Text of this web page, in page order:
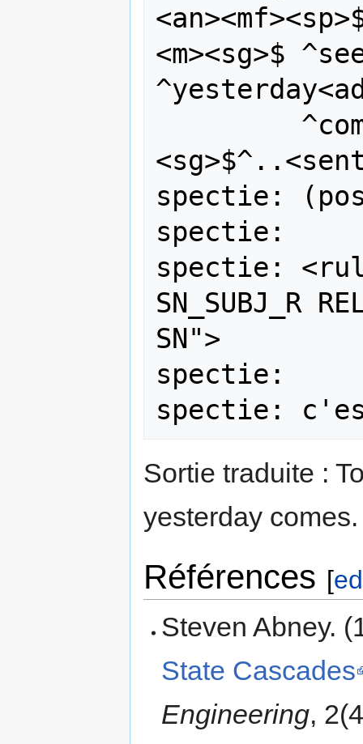
<m><sg>$
spectie:
spectie:
spectie: <rule
SN_SUBJ_R
SN">
spectie:
Sortie traduite :
yesterday comes.
Références [
Steven Abney.
State Cascades
Engineering,